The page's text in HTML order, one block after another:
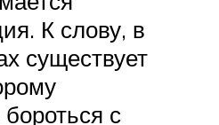
К слову, в
существует
с